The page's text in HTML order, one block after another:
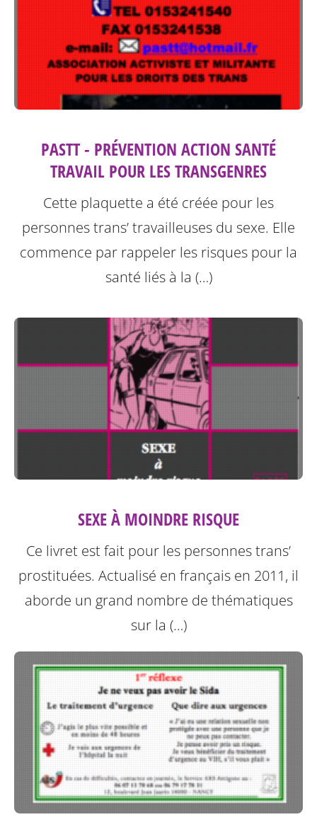
PASTT - PRÉVENTION ACTION SANTÉ
TRAVAIL POUR LES TRANSGENRES
Cette plaquette a été créée pour les
personnes trans’ travailleuses du sexe. Elle
commence par rappeler les risques pour la
santé liés à la (…)
SEXE À MOINDRE RISQUE
Ce livret est fait pour les personnes trans’
prostituées. Actualisé en français en 2011, il
aborde un grand nombre de thématiques
sur la (…)